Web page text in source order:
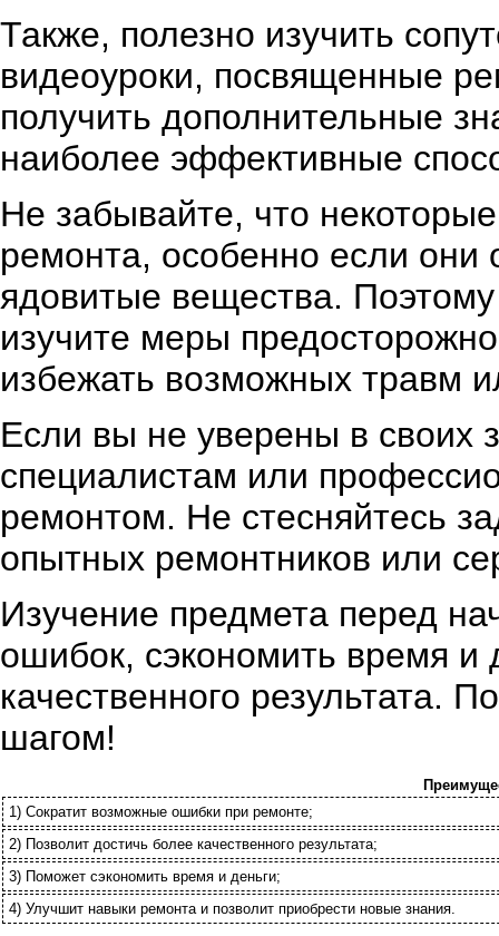
Также, полезно изучить
видеоуроки, посвященные
получить дополнительные
наиболее эффективные
Не забывайте, что
ремонта, особенно если они
ядовитые вещества.
изучите меры
избежать возможных травм
Если вы не уверены в своих
специалистам или
ремонтом. Не стесняйтесь
опытных ремонтников или
Изучение предмета перед
ошибок, сэкономить время и
качественного результата.
шагом!
1) Сократит возможные ошибки при ремонте;
2) Позволит достичь более качественного результата;
3) Поможет сэкономить время и деньги;
4) Улучшит навыки ремонта и позволит приобрести новые знания.